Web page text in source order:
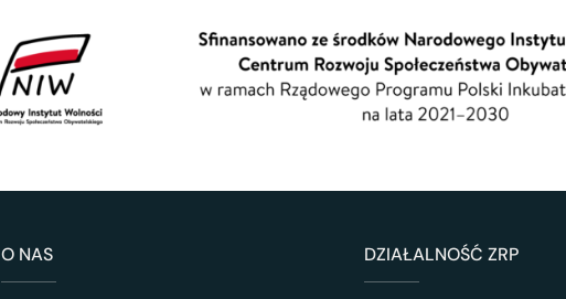
O NAS DZIAŁALNOŚĆ ZRP